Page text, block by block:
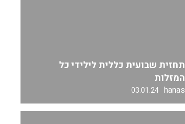
תחזית שבועית כללית לילידי כל
המזלות
hanas
03.01.24